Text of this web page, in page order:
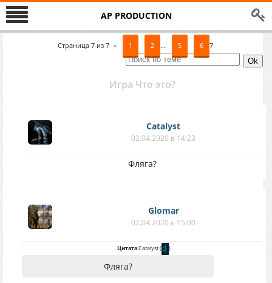
AP PRODUCTION
Страница 7из 7 « 1 2 … 5 6 7
Игра Что это?
Catalyst
02.04.2020 в 14:23
Фляга?
Glomar
02.04.2020 в 15:00
ЦитатаCatalyst( )
Фляга?